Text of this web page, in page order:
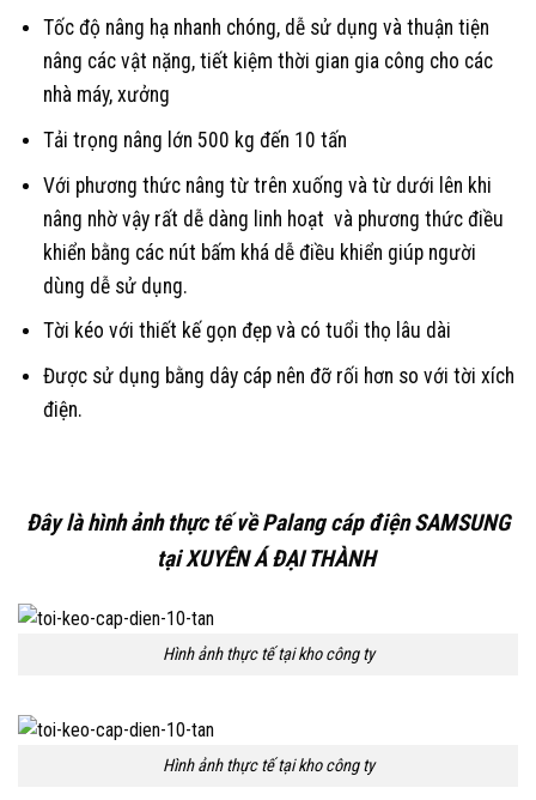
Tốc độ nâng hạ nhanh chóng, dễ sử dụng và thuận tiện
nâng các vật nặng, tiết kiệm thời gian gia công cho các
nhà máy, xưởng
Tải trọng nâng lớn 500 kg đến 10 tấn
Với phương thức nâng từ trên xuống và từ dưới lên khi
nâng nhờ vậy rất dễ dàng linh hoạt và phương thức điều
khiển bằng các nút bấm khá dễ điều khiển giúp người
dùng dễ sử dụng.
Tời kéo với thiết kế gọn đẹp và có tuổi thọ lâu dài
Được sử dụng bằng dây cáp nên đỡ rối hơn so với tời xích
điện.
Đây là hình ảnh thực tế về Palang cáp điện SAMSUNG
tại XUYÊN Á ĐẠI THÀNH
Hình ảnh thực tế tại kho công ty
Hình ảnh thực tế tại kho công ty